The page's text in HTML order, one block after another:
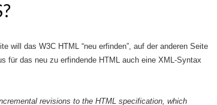
will das W3C HTML “neu erfinden”, auf der anderen Seite
für das neu zu erfindende HTML auch eine XML-Syntax
revisions to the HTML specification, which